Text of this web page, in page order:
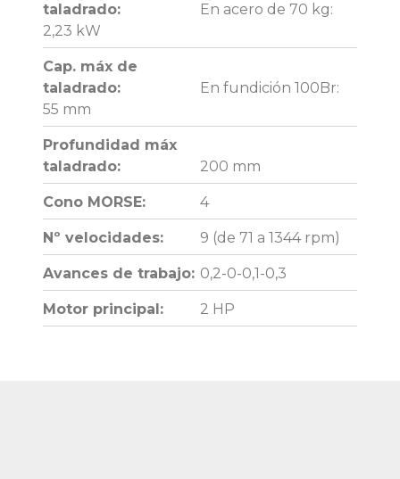
taladrado:
En acero de 70 kg:
2,23 kW
Cap. máx de
taladrado:
En fundición 100Br:
55 mm
Profundidad máx
taladrado:
200 mm
Cono MORSE: 4
Nº velocidades: 9 (de 71 a 1344 rpm)
Avances de trabajo: 0,2-0-0,1-0,3
Motor principal: 2 HP